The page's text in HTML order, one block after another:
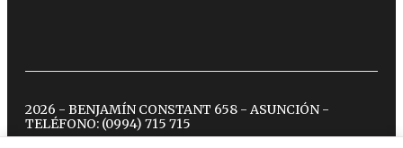
2026 - BENJAMÍN CONSTANT 658 - ASUNCIÓN -
TELÉFONO: (0994) 715 715